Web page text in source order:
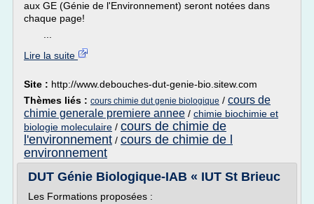
aux GE (Génie de l'Environnement) seront notées dans
chaque page!
Lire la suite
Site : http://www.debouches-dut-genie-bio.sitew.com
Thèmes liés : cours chimie dut genie biologique / cours de
chimie generale premiere annee / chimie biochimie et
biologie moleculaire / cours de chimie de
l'environnement / cours de chimie de l
environnement
DUT Génie Biologique-IAB « IUT St Brieuc
Les Formations proposées :